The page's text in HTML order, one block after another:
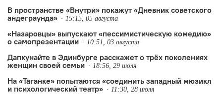
В пространстве «Внутри» покажут «Дневник советского
андеграунда»
15:15, 05 августа
«Назаровцы» выпускают «пессимистическую комедию»
о самопрезентации
10:51, 03 августа
Дапкунайте в Эдинбурге расскажет о трёх поколениях
женщин своей семьи
18:56, 29 июля
На «Таганке» попытаются «соединить западный мюзикл
и психологический театр»
11:30, 28 июля